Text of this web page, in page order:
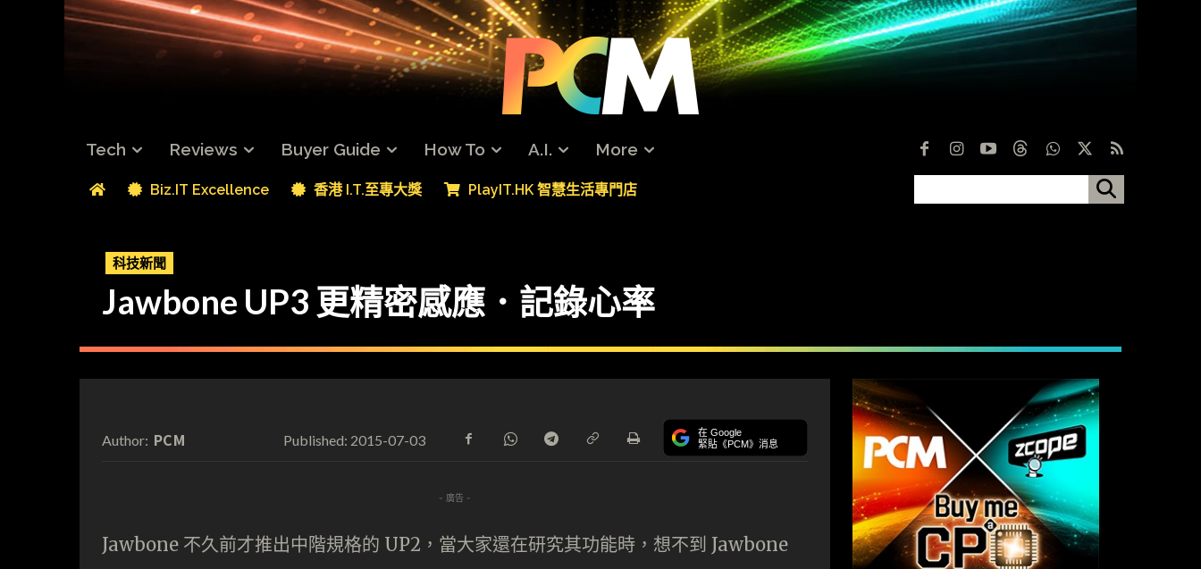
Tech Reviews Buyer Guide How To A.I. More
Biz.IT Excellence 香港 I.T.至專大獎 PlayIT.HK 智慧生活專門店
科技新聞
Jawbone UP3 更精密感應．記錄心率
Author: PCM Published: 2015-07-03 在 Google
緊貼《PCM》消息
- 廣告 -
Jawbone 不久前才推出中階規格的 UP2，當大家還在研究其功能時，想不到 Jawbone